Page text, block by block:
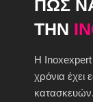
ΠΩΣ
ΤΗΝ
H Inoxexpert
χρόνια έχει